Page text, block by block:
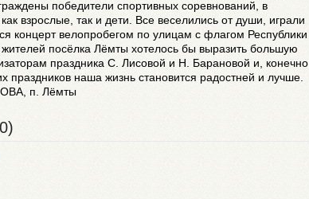
победители спортивных соревнований, в
взрослые, так и дети. Все веселились от души, играли
концерт велопробегом по улицам с флагом Республики
посёлка Лёмты хотелось бы выразить большую
праздника С. Лисовой и Н. Барановой и, конечно
праздников наша жизнь становится радостней и лучше.
п. Лёмты